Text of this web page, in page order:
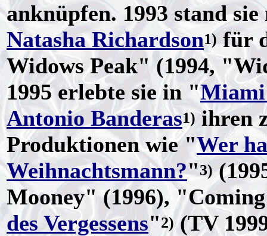
anknüpfen. 1993 stand
Natasha Richardson1)für
Widows Peak" (1994,
1995 erlebte sie in "Miami
Antonio Banderas1) ihren
Produktionen wie "Wer
Weihnachtsmann?"3)
Mooney" (1996),
des Vergessens"2)(TV